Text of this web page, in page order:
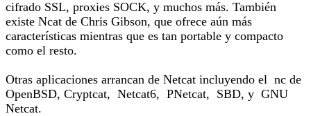
cifrado SSL, proxies SOCK, y muchos más. También
existe Ncat de Chris Gibson, que ofrece aún más
características mientras que es tan portable y compacto
como el resto.
Otras aplicaciones arrancan de Netcat incluyendo el nc de
OpenBSD, Cryptcat, Netcat6, PNetcat, SBD, y GNU
Netcat.